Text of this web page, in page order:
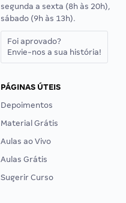
segunda a sexta (8h às 20h),
sábado (9h às 13h).
Foi aprovado?
Envie-nos a sua história!
PÁGINAS ÚTEIS
Depoimentos
Material Grátis
Aulas ao Vivo
Aulas Grátis
Sugerir Curso